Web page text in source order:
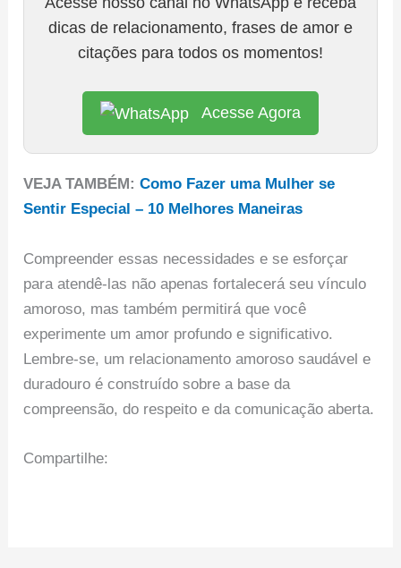
dicas de relacionamento, frases de amor e
citações para todos os momentos!
Acesse Agora
VEJA TAMBÉM:Como Fazer uma Mulher se
Sentir Especial – 10 Melhores Maneiras
Compreender essas necessidades e se esforçar
para atendê-las não apenas fortalecerá seu vínculo
amoroso, mas também permitirá que você
experimente um amor profundo e significativo.
Lembre-se, um relacionamento amoroso saudável e
duradouro é construído sobre a base da
compreensão, do respeito e da comunicação aberta.
Compartilhe: